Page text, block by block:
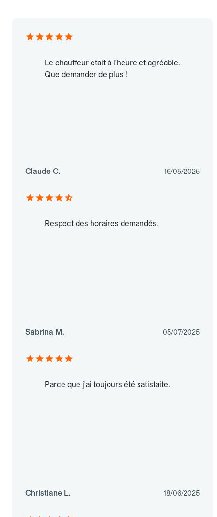
Le chauffeur était à l'heure et agréable.
Que demander de plus !
Claude C. 16/05/2025
Respect des horaires demandés.
Sabrina M. 05/07/2025
Parce que j'ai toujours été satisfaite.
Christiane L. 18/06/2025